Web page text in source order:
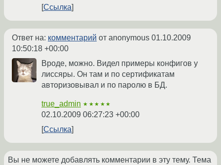
Ссылка
Ответ на: комментарий от anonymous 01.10.2009
10:50:18 +00:00
Вроде, можно. Видел примеры конфигов у
лиссяры. Он там и по сертификатам
авторизовывал и по паролю в БД.
true_admin ★★★★★
02.10.2009 06:27:23 +00:00
Ссылка
Вы не можете добавлять комментарии в эту тему. Тема